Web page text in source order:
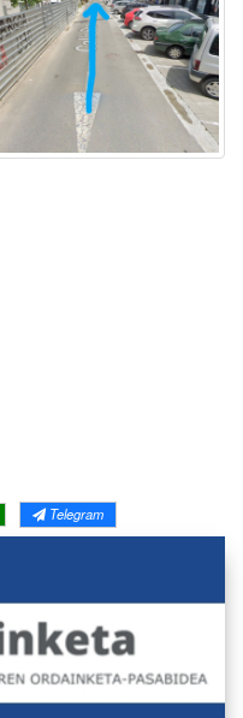
Telegram